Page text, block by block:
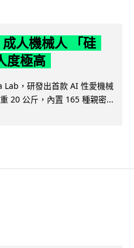
人機械人 「硅
度極高
Lab，研發出首款 AI 性愛機械
20 公斤，內置 165 種親密...